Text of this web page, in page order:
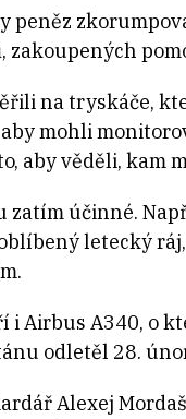
peněz
zakoupených
na tryskáče,
mohli
aby věděli, kam
zatím účinné.
letecký
Airbus A340, o
odletěl 28.
Alexej